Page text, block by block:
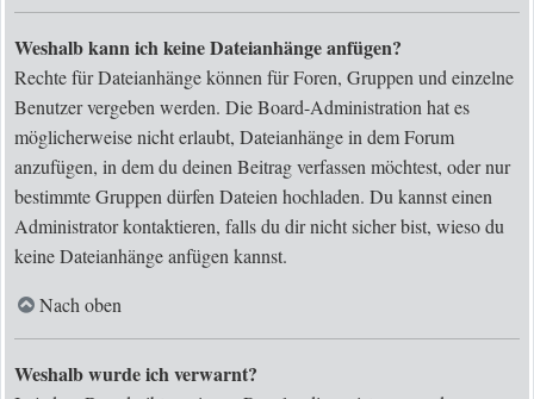
Weshalb kann ich keine Dateianhänge anfügen?
Rechte für Dateianhänge können für Foren, Gruppen und einzelne
Benutzer vergeben werden. Die Board-Administration hat es
möglicherweise nicht erlaubt, Dateianhänge in dem Forum
anzufügen, in dem du deinen Beitrag verfassen möchtest, oder nur
bestimmte Gruppen dürfen Dateien hochladen. Du kannst einen
Administrator kontaktieren, falls du dir nicht sicher bist, wieso du
keine Dateianhänge anfügen kannst.
Nach oben
Weshalb wurde ich verwarnt?